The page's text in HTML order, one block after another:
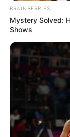
BRAINBERRIES
Mystery Solved:
Shows